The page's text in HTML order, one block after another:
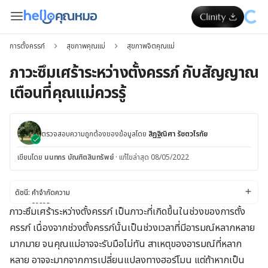
การตั้งครรภ์ สุขภาพคุณแม่ สุขภาพจิตคุณแม่
ภาวะซึมเศร้าระหว่างตั้งครรภ์ กับสัญญาณ
เตือนที่คุณแม่ควรรู้
ตรวจสอบความถูกต้องของข้อมูลโดย สิฏฐิณิศา รัชตวโรทัย
เขียนโดย นนทกร บัณฑิตสินทรัพย์ · แก้ไขล่าสุด 08/05/2022
ดัชนี: คำจำกัดความ
อาการ
สาเหตุ
ปัจจัยเสี่ยง
การวินิจฉัยและการรักษา
การเปลี่ยนแปลงไลฟ์สไตล์
ภาวะซึมเศร้าระหว่างตั้งครรภ์ เป็นภาวะที่เกิดขึ้นในช่วงของการตั้ง
ครรภ์ เนื่องจากช่วงตั้งครรภ์นั้นเป็นช่วงเวลาที่มีอารมณ์หลากหลาย
มากมาย จนคุณแม่อาจจะรับมือไม่ทัน สาเหตุของอารมณ์ที่หลาก
หลาย อาจจะมากจากการเปลี่ยนแปลงทางฮอร์โมน แต่ถ้าหากเป็น